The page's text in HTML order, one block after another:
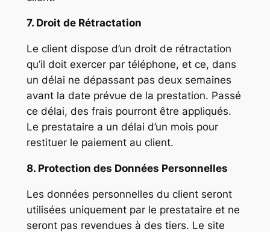
7. Droit de Rétractation
Le client dispose d’un droit de rétractation
qu’il doit exercer par téléphone, et ce, dans
un délai ne dépassant pas deux semaines
avant la date prévue de la prestation. Passé
ce délai, des frais pourront être appliqués.
Le prestataire a un délai d’un mois pour
restituer le paiement au client.
8. Protection des Données Personnelles
Les données personnelles du client seront
utilisées uniquement par le prestataire et ne
seront pas revendues à des tiers. Le site